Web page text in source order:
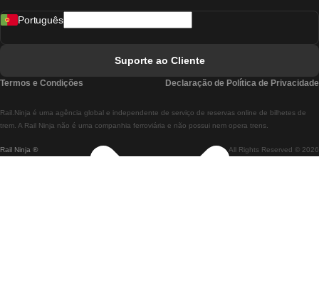
Comboios De Lisboa A Braga
Comboios De Braga A Lisboa
Rail Ninja ® All Rights Reserved © 2026
Rail.Ninja é uma agência global e independente de serviço de reservas online de bilhetes de
trem. A Rail Ninja não é uma companhia ferroviária e não possui nem opera trens.
Português
Suporte ao Cliente
Termos e Condições Declaração de Política de Privacidade